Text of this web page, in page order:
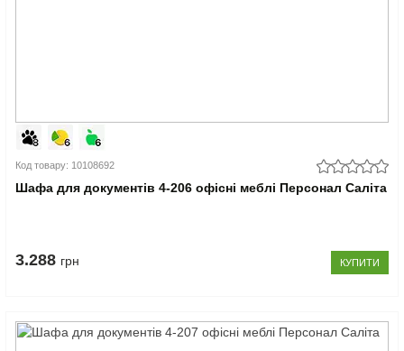
Код товару: 10108692
Шафа для документів 4-206 офісні меблі Персонал Саліта
3.288 грн КУПИТИ